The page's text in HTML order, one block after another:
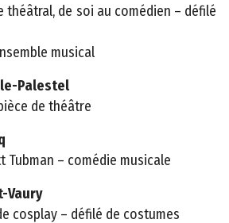
théâtral, de soi au comédien – défilé
musical
Palestel
de théâtre
Tubman – comédie musicale
Vaury
cosplay – défilé de costumes